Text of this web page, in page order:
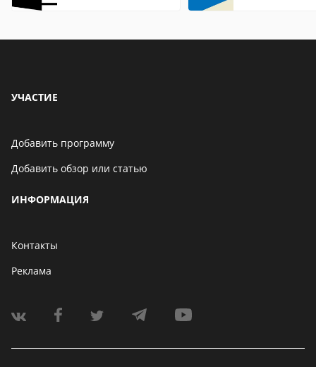
УЧАСТИЕ
Добавить программу
Добавить обзор или статью
ИНФОРМАЦИЯ
Контакты
Реклама